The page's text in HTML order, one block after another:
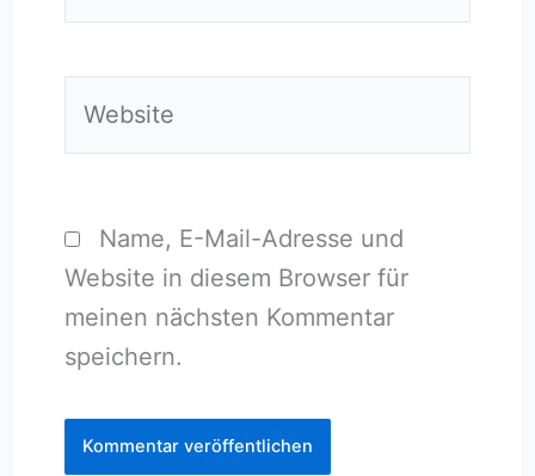
Name, E-Mail-Adresse und
Website in diesem Browser für
meinen nächsten Kommentar
speichern.